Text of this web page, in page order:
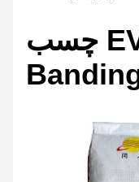
چسب EVA Edge